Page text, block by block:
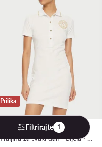
Prilika
Versace Jeans Couture
Haljina za svaki dan · Bijela · Mini
Filtrirajte 1